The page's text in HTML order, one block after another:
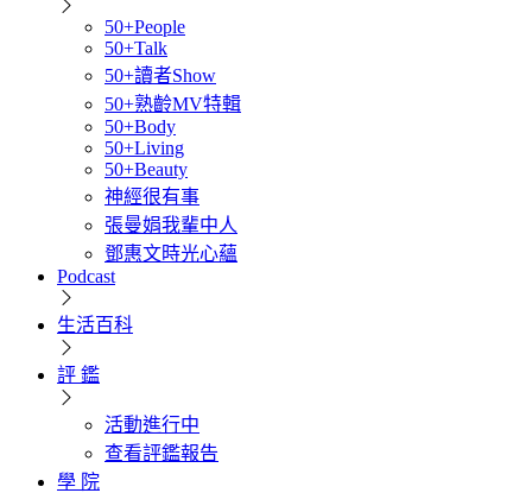
50+People
50+Talk
50+讀者Show
50+熟齡MV特輯
50+Body
50+Living
50+Beauty
神經很有事
張曼娟我輩中人
鄧惠文時光心蘊
Podcast
生活百科
評 鑑
活動進行中
查看評鑑報告
學 院